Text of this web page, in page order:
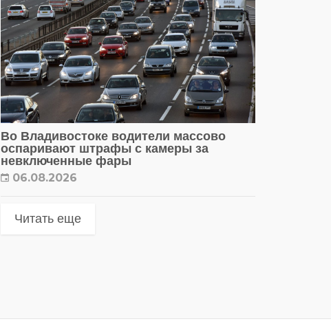
Во Владивостоке водители массово
оспаривают штрафы с камеры за
невключенные фары
06.08.2026
Читать еще